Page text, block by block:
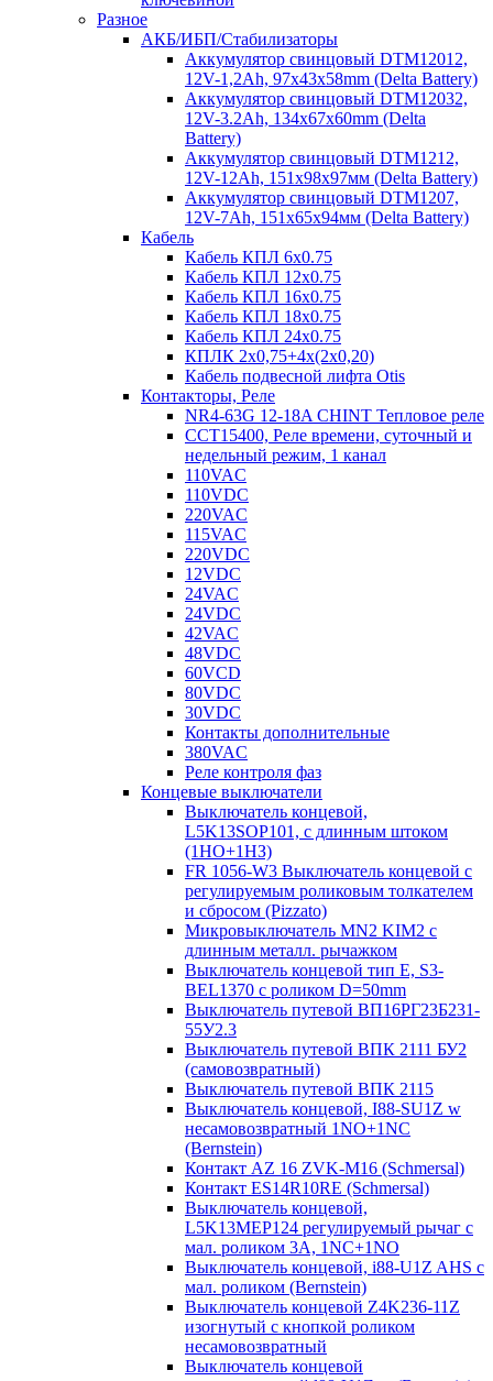
Разное
АКБ/ИБП/Стабилизаторы
Аккумулятор свинцовый DTM12012,
12V-1,2Ah, 97х43х58mm (Delta Battery)
Аккумулятор свинцовый DTM12032,
12V-3.2Ah, 134x67x60mm (Delta
Battery)
Аккумулятор свинцовый DTM1212,
12V-12Ah, 151х98х97мм (Delta Battery)
Аккумулятор свинцовый DTM1207,
12V-7Ah, 151х65х94мм (Delta Battery)
Кабель
Кабель КПЛ 6х0.75
Кабель КПЛ 12х0.75
Кабель КПЛ 16х0.75
Кабель КПЛ 18х0.75
Кабель КПЛ 24х0.75
КПЛК 2х0,75+4х(2х0,20)
Кабель подвесной лифта Otis
Контакторы, Реле
NR4-63G 12-18A CHINT Тепловое реле
CCT15400, Реле времени, суточный и
недельный режим, 1 канал
110VAC
110VDC
220VAC
115VAC
220VDC
12VDC
24VAC
24VDC
42VAC
48VDC
60VCD
80VDC
30VDC
Контакты дополнительные
380VAC
Реле контроля фаз
Концевые выключатели
Выключатель концевой,
L5K13SOP101, с длинным штоком
(1НО+1НЗ)
FR 1056-W3 Выключатель концевой с
регулируемым роликовым толкателем
и сбросом (Pizzato)
Микровыключатель MN2 KIM2 с
длинным металл. рычажком
Выключатель концевой тип Е, S3-
BEL1370 с роликом D=50mm
Выключатель путевой ВП16РГ23Б231-
55У2.3
Выключатель путевой ВПК 2111 БУ2
(самовозвратный)
Выключатель путевой ВПК 2115
Выключатель концевой, I88-SU1Z w
несамовозвратный 1NO+1NC
(Bernstein)
Контакт AZ 16 ZVK-M16 (Schmersal)
Контакт ES14R10RE (Schmersal)
Выключатель концевой,
L5K13MEP124 регулируемый рычаг с
мал. роликом 3А, 1NC+1NO
Выключатель концевой, i88-U1Z AHS с
мал. роликом (Bernstein)
Выключатель концевой Z4K236-11Z
изогнутый с кнопкой роликом
несамовозвратный
Выключатель концевой